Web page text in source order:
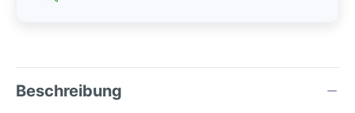
Beschreibung